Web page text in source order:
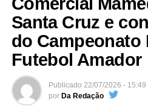
Comercial
Santa Cruz e
do Campeonato
Futebol Amador
Publicado 22/07/2026 - 15:49
por Da Redação